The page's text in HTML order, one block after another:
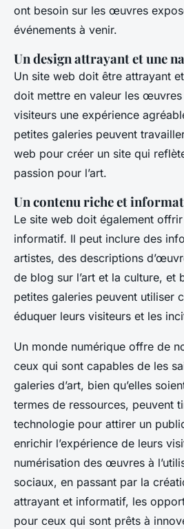
ont besoin sur les œuvres
événements à venir.
Un design attrayant et une
Un site web doit être attrayant
doit mettre en valeur les œuvres
visiteurs une expérience
petites galeries peuvent
web pour créer un site qui
passion pour l’art.
Un contenu riche et
Le site web doit également
informatif. Il peut inclure des
artistes, des descriptions
de blog sur l’art et la culture, et
petites galeries peuvent utiliser
éduquer leurs visiteurs et les
Un monde numérique offre de
ceux qui sont capables de les
galeries d’art, bien qu’elles
termes de ressources, peuvent
technologie pour attirer un
enrichir l’expérience de leurs
numérisation des œuvres à
sociaux, en passant par la
attrayant et informatif, les
pour ceux qui sont prêts à